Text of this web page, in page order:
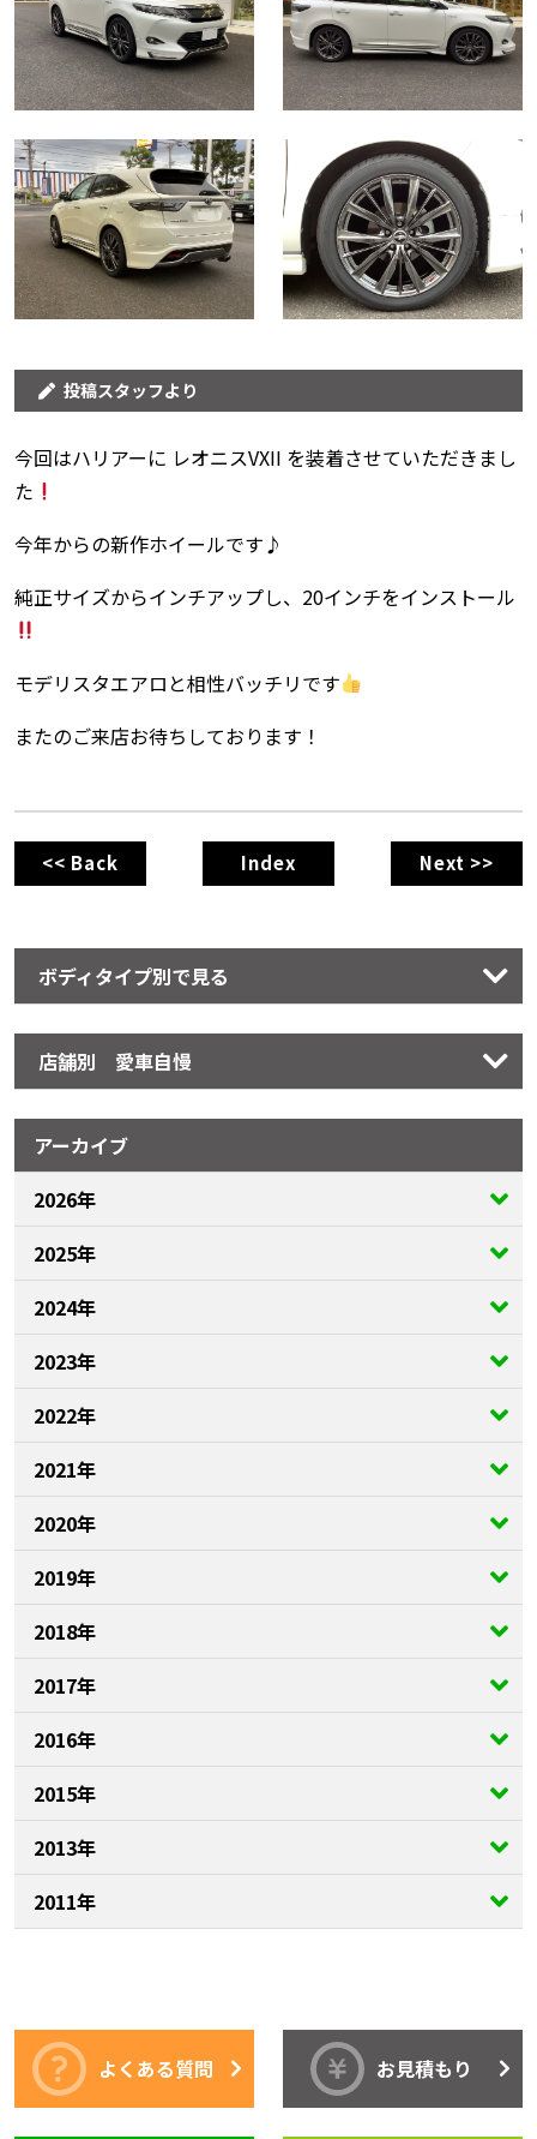
投稿スタッフより
今回はハリアーに レオニスVXII を装着させていただきまし
た
今年からの新作ホイールです♪
純正サイズからインチアップし、20インチをインストール
モデリスタエアロと相性バッチリです
またのご来店お待ちしております！
<< Back Index Next >>
ボディタイプ別で見る
店舗別 愛車自慢
アーカイブ
2026年
2025年
2024年
2023年
2022年
2021年
2020年
2019年
2018年
2017年
2016年
2015年
2013年
2011年
よくある質問 お見積もり